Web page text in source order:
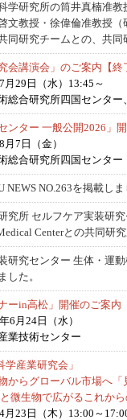
学研究所の筒井真楠准
文教授・徐偉倫准教授
同研究チームとの、共
会講演会」のご案内【終
月29日（水）13:45～
総合研究所四国センター
ンター 一般公開2026」
月7日（金）
総合研究所四国センター
NEWS NO.263を掲載し
究所 セルフケア実装研
Centerとの共同
研究センター 生体・運
した。
ーin高松」開催のご案内
6月24日（水）
業技術センター
学産業研究会」
からグローバル市場へ
微生物で広がるこれか
月23日（木）13:00～